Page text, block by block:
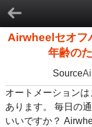
Airwheelセオフ
年齢の
Source
オートメーション
あります。 毎日の
いいですか？